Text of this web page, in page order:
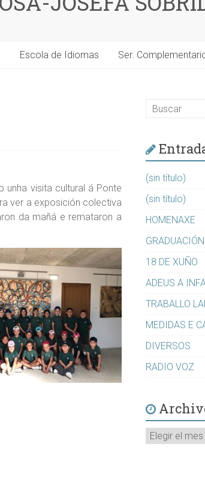
Escola de Idiomas Ser.
visita cultural á Ponte
ver a exposición colectiva
da mañá e remataron a
(sin título)
(sin título)
HOMENAXE
GRADUACIÓN
18 DE XUÑO
ADEUS A
TRABALLO
MEDIDAS E
DIVERSOS
RADIO VOZ
Archivos